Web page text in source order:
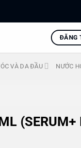
ĐĂNG
VÀ DA ĐẦU NƯỚC
(SERUM+